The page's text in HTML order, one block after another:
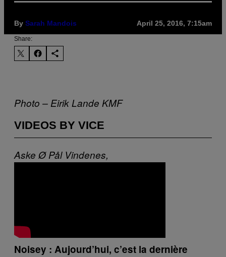
By Sarah Mandois April 25, 2016, 7:15am
Share:
Photo – Eirik Lande KMF
VIDEOS BY VICE
Aske Ø Pål Vindenes,
Noisey : Aujourd’hui, c’est la dernière